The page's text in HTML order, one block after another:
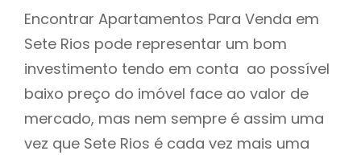
Encontrar Apartamentos Para Venda em
Sete Rios pode representar um bom
investimento tendo em conta ao possível
baixo preço do imóvel face ao valor de
mercado, mas nem sempre é assim uma
vez que Sete Rios é cada vez mais uma